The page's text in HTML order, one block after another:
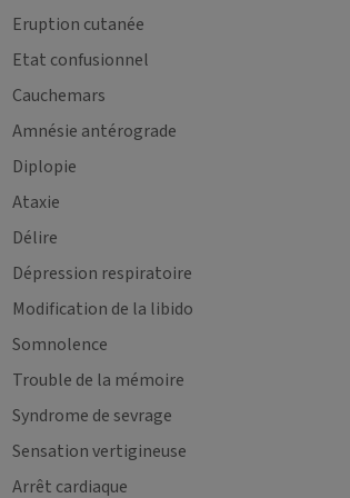
Eruption cutanée
Etat confusionnel
Cauchemars
Amnésie antérograde
Diplopie
Ataxie
Délire
Dépression respiratoire
Modification de la libido
Somnolence
Trouble de la mémoire
Syndrome de sevrage
Sensation vertigineuse
Arrêt cardiaque